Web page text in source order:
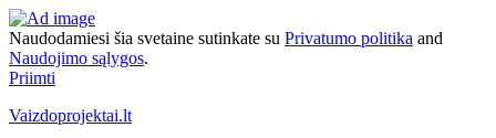
Naudodamiesi šia svetaine sutinkate su Privatumo politika and
Naudojimo sąlygos.
Priimti
Vaizdoprojektai.lt